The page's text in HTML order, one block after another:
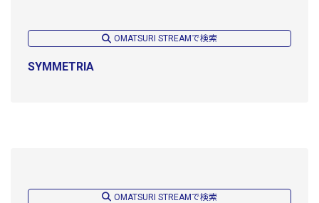
OMATSURI STREAMで検索
SYMMETRIA
OMATSURI STREAMで検索